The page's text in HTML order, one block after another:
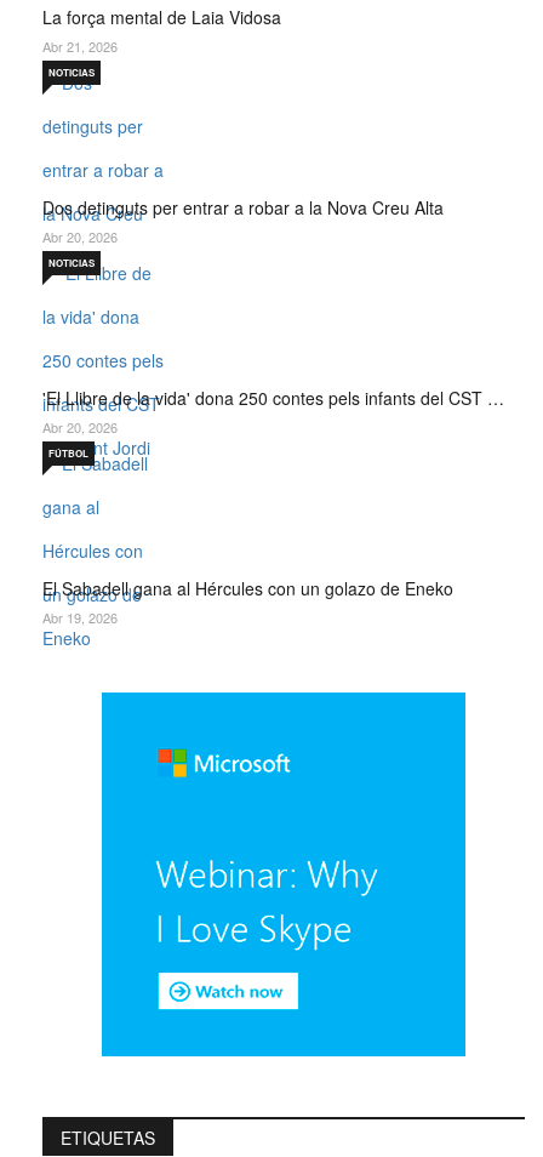
La força mental de Laia Vidosa
Abr 21, 2026
Dos detinguts per entrar a robar a la Nova Creu Alta
NOTICIAS
Abr 20, 2026
'El Llibre de la vida' dona 250 contes pels infants del CST …
NOTICIAS
Abr 20, 2026
El Sabadell gana al Hércules con un golazo de Eneko
FÚTBOL
Abr 19, 2026
ETIQUETAS